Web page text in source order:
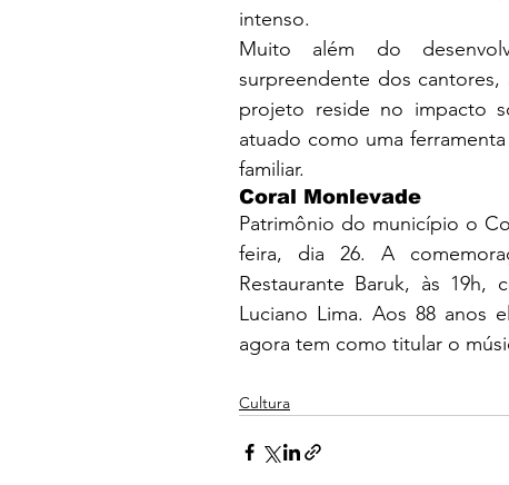
intenso.
Muito além do
surpreendente dos
projeto reside no impacto
atuado como uma
familiar.
Coral Monlevade
Patrimônio do município o
feira, dia 26. A
Restaurante Baruk, às
Luciano Lima. Aos 88 anos
agora tem como titular o
Cultura